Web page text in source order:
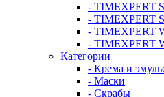
- TIMEXPERT
- TIMEXPERT
- TIMEXPERT
- TIMEXPERT
Категории
- Крема и
- Маски
- Скрабы